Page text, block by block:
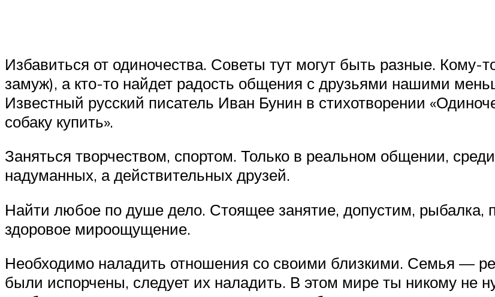
Избавиться от одиночества. Советы тут могут быть разные. Кому-
замуж), а кто-то найдет радость общения с друзьями нашими
Известный русский писатель Иван Бунин в стихотворении
собаку купить».
Заняться творчеством, спортом. Только в реальном общении,
надуманных, а действительных друзей.
Найти любое по душе дело. Стоящее занятие, допустим, рыбалка,
здоровое мироощущение.
Необходимо наладить отношения со своими близкими. Семья —
были испорчены, следует их наладить. В этом мире ты никому не